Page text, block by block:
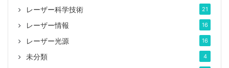
レーザー科学技術 21
レーザー情報 16
レーザー光源 16
未分類 4